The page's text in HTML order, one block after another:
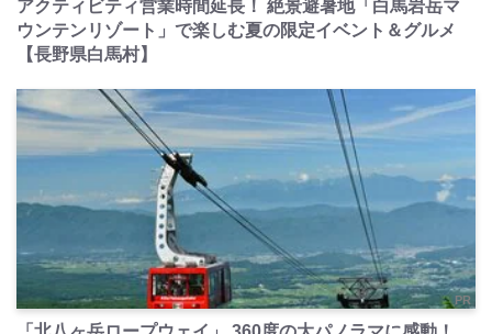
アクティビティ営業時間延長！ 絶景避暑地「白馬岩岳マ
ウンテンリゾート」で楽しむ夏の限定イベント＆グルメ
【長野県白馬村】
PR